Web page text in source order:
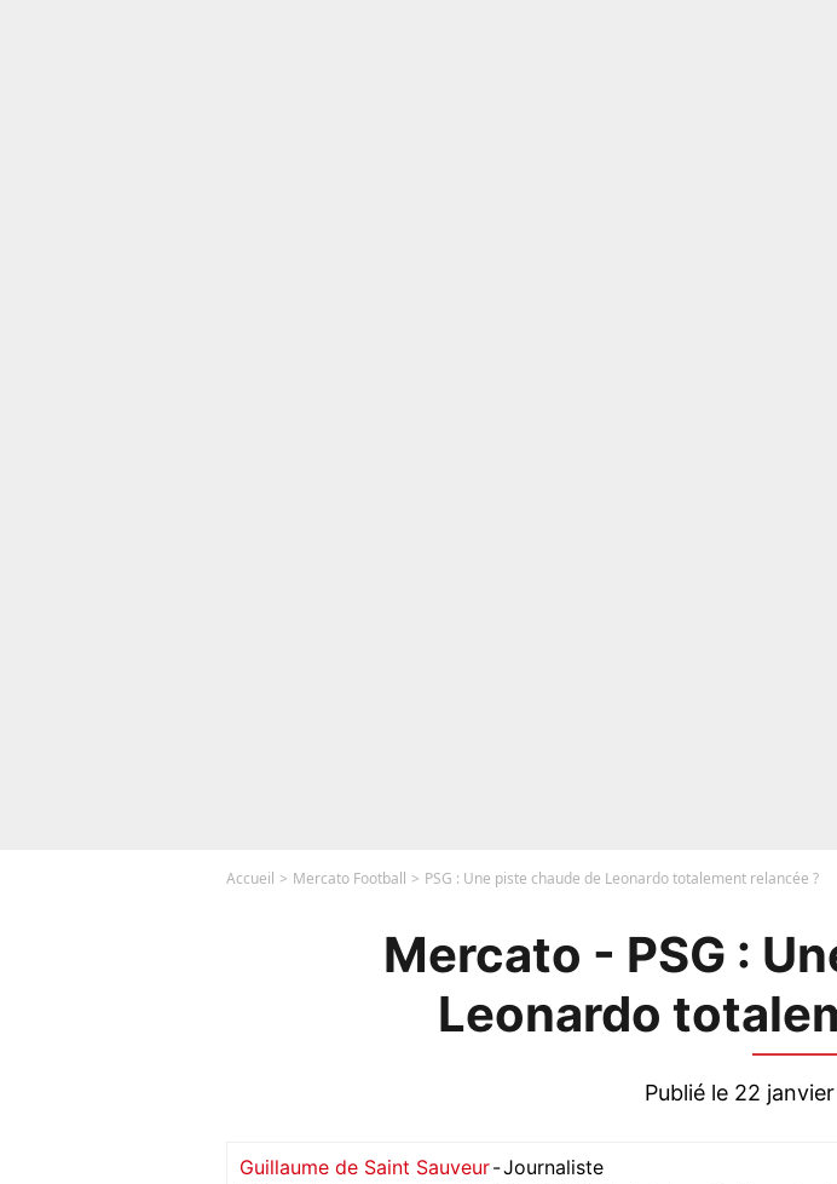
Accueil Mercato Football PSG : Une piste chaude de Leonardo totalement relancée ?
Mercato - PSG :
Leonardo
Publié le 22
Guillaume de Saint Sauveur-Journaliste